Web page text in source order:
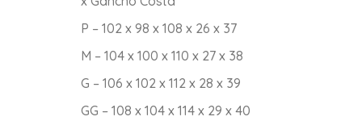
P – 102 x 98 x 108 x 26 x 37
M – 104 x 100 x 110 x 27 x 38
G – 106 x 102 x 112 x 28 x 39
GG – 108 x 104 x 114 x 29 x 40